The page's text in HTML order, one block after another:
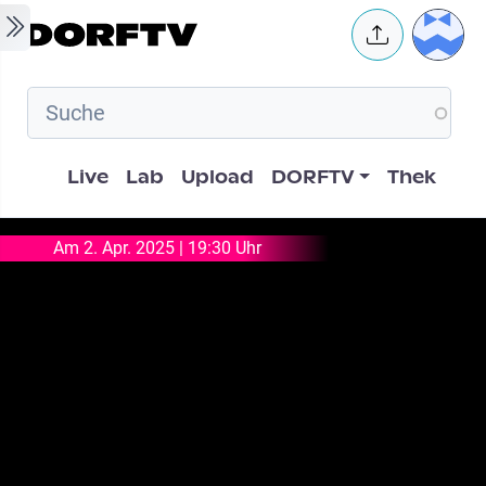
Skip to main content User
Hauptnavigation
Live Lab Upload DORFTV Thek
Am 2. Apr. 2025 | 19:30 Uhr